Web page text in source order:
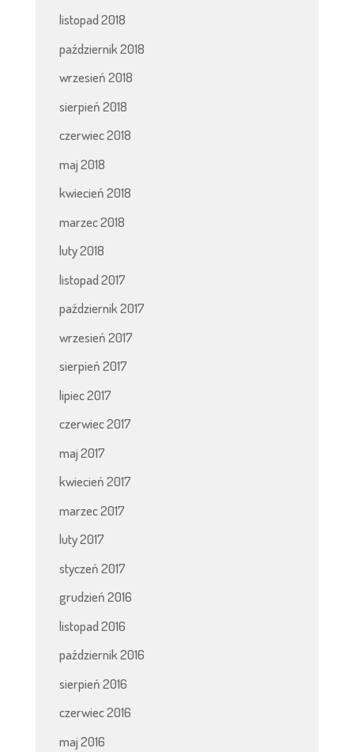
listopad 2018
październik 2018
wrzesień 2018
sierpień 2018
czerwiec 2018
maj 2018
kwiecień 2018
marzec 2018
luty 2018
listopad 2017
październik 2017
wrzesień 2017
sierpień 2017
lipiec 2017
czerwiec 2017
maj 2017
kwiecień 2017
marzec 2017
luty 2017
styczeń 2017
grudzień 2016
listopad 2016
październik 2016
sierpień 2016
czerwiec 2016
maj 2016